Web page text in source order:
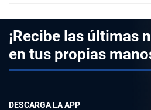
¡Recibe las últimas
en tus propias
DESCARGA LA APP